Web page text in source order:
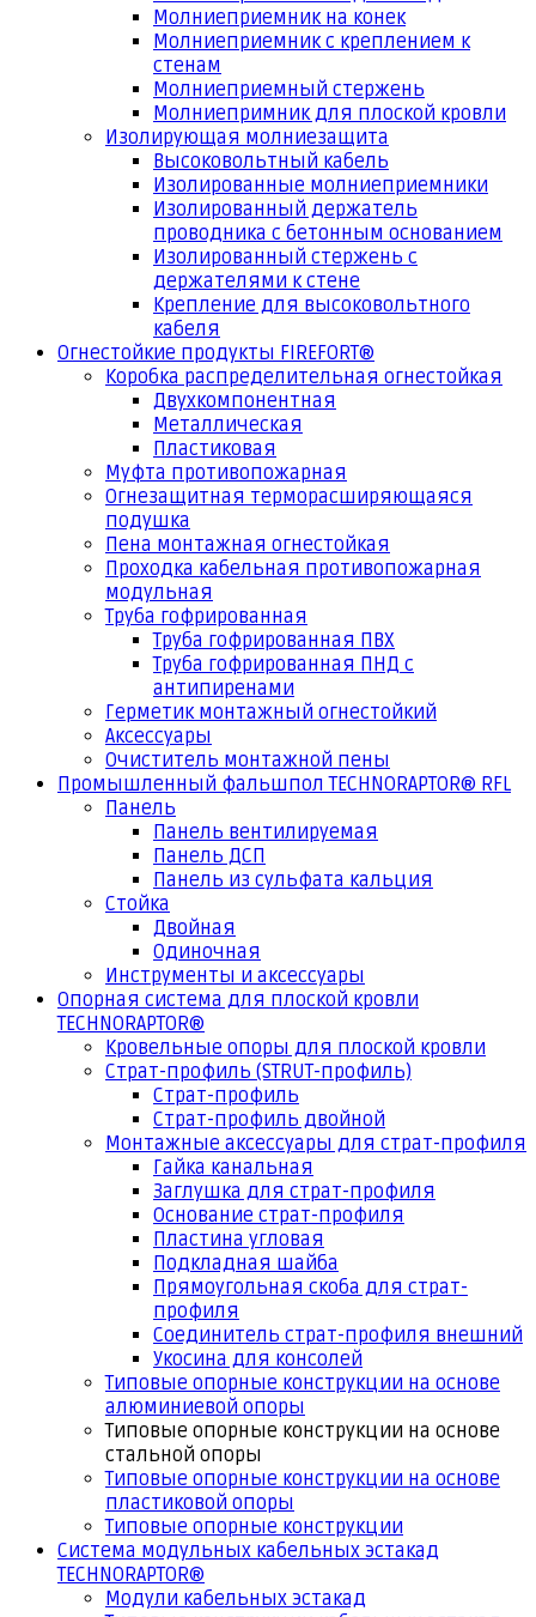
Молниеприемник на конек
Молниеприемник с креплением к
стенам
Молниеприемный стержень
Молниепримник для плоской кровли
Изолирующая молниезащита
Высоковольтный кабель
Изолированные молниеприемники
Изолированный держатель
проводника с бетонным основанием
Изолированный стержень с
держателями к стене
Крепление для высоковольтного
кабеля
Огнестойкие продукты FIREFORT®
Коробка распределительная огнестойкая
Двухкомпонентная
Металлическая
Пластиковая
Муфта противопожарная
Огнезащитная терморасширяющаяся
подушка
Пена монтажная огнестойкая
Проходка кабельная противопожарная
модульная
Труба гофрированная
Труба гофрированная ПВХ
Труба гофрированная ПНД с
антипиренами
Герметик монтажный огнестойкий
Аксессуары
Очиститель монтажной пены
Промышленный фальшпол TECHNORAPTOR® RFL
Панель
Панель вентилируемая
Панель ДСП
Панель из сульфата кальция
Стойка
Двойная
Одиночная
Инструменты и аксессуары
Опорная система для плоской кровли
TECHNORAPTOR®
Кровельные опоры для плоской кровли
Страт-профиль (STRUT-профиль)
Страт-профиль
Страт-профиль двойной
Монтажные аксессуары для страт-профиля
Гайка канальная
Заглушка для страт-профиля
Основание страт-профиля
Пластина угловая
Подкладная шайба
Прямоугольная скоба для страт-
профиля
Соединитель страт-профиля внешний
Укосина для консолей
Типовые опорные конструкции на основе
алюминиевой опоры
Типовые опорные конструкции на основе
стальной опоры
Типовые опорные конструкции на основе
пластиковой опоры
Типовые опорные конструкции
Система модульных кабельных эстакад
TECHNORAPTOR®
Модули кабельных эстакад